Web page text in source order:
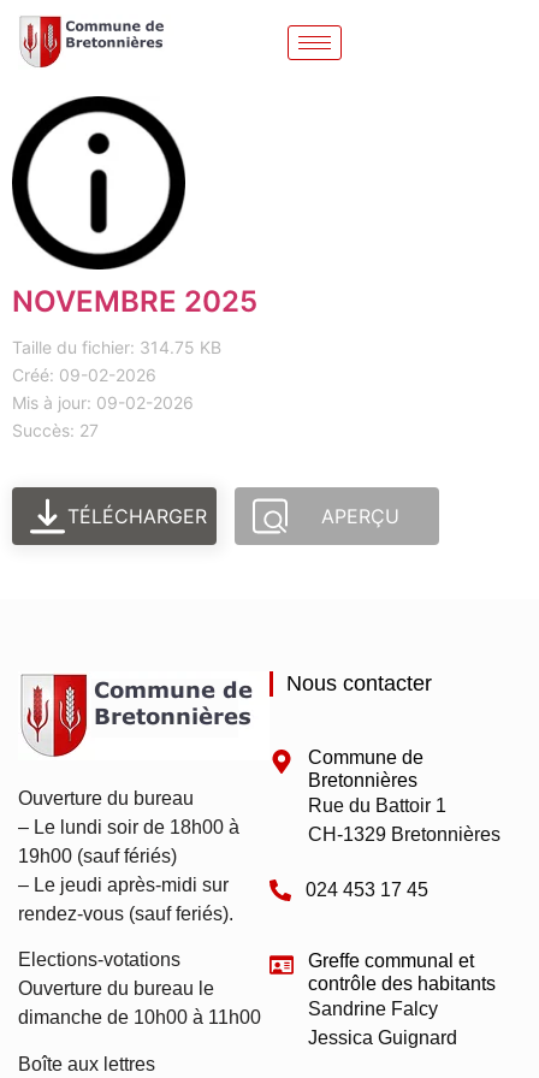
NOVEMBRE 2025
Taille du fichier: 314.75 KB
Créé: 09-02-2026
Mis à jour: 09-02-2026
Succès: 27
TÉLÉCHARGER APERÇU
Ouverture du bureau
– Le lundi soir de 18h00 à
19h00 (sauf fériés)
– Le jeudi après-midi sur
rendez-vous (sauf feriés).
Elections-votations
Ouverture du bureau le
dimanche de 10h00 à 11h00
Boîte aux lettres
Nous contacter
Commune de
Bretonnières
Rue du Battoir 1
CH-1329 Bretonnières
024 453 17 45
Greffe communal et
contrôle des habitants
Sandrine Falcy
Jessica Guignard